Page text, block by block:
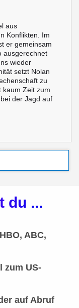
aus
Konflikten. Im
er gemeinsam
ausgerechnet
wieder
setzt Nolan
zu
kaum Zeit zum
der Jagd auf
du ...
ABC,
zum US-
auf Abruf